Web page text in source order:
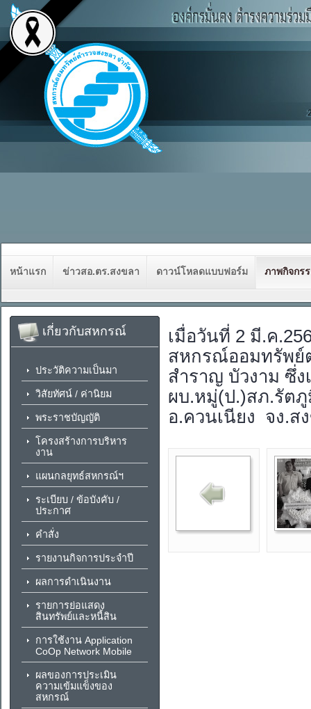
หน้าแรก ข่าวสอ.ตร.สงขลา ดาวน์โหลดแบบฟอร์ม ภาพกิจกร
เมื่อวันที่ 2 มี.ค
สหกรณ์ออมทรัพย์
สำราญ บัวงาม ซึ่
ผบ.หมู่(ป.)สภ.รัต
อ.ควนเนียง จง.ส
เกี่ยวกับสหกรณ์
ประวัติความเป็นมา
วิสัยทัศน์ / ค่านิยม
พระราชบัญญัติ
โครงสร้างการบริหาร
งาน
แผนกลยุทธ์สหกรณ์ฯ
ระเบียบ / ข้อบังคับ /
ประกาศ
คำสั่ง
รายงานกิจการประจำปี
ผลการดำเนินงาน
รายการย่อแสดง
สินทรัพย์และหนี้สิน
การใช้งาน Application
CoOp Network Mobile
ผลของการประเมิน
ความเข้มแข็งของ
สหกรณ์